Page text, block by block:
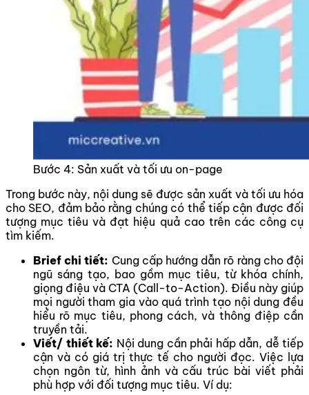
Bước 4: Sản xuất và tối ưu on-page
Trong bước này, nội dung sẽ được sản xuất và tối ưu hóa
cho SEO, đảm bảo rằng chúng có thể tiếp cận được đối
tượng mục tiêu và đạt hiệu quả cao trên các công cụ
tìm kiếm.
Brief chi tiết: Cung cấp hướng dẫn rõ ràng cho đội
ngũ sáng tạo, bao gồm mục tiêu, từ khóa chính,
giọng điệu và CTA (Call-to-Action). Điều này giúp
mọi người tham gia vào quá trình tạo nội dung đều
hiểu rõ mục tiêu, phong cách, và thông điệp cần
truyền tải.
Viết/ thiết kế: Nội dung cần phải hấp dẫn, dễ tiếp
cận và có giá trị thực tế cho người đọc. Việc lựa
chọn ngôn từ, hình ảnh và cấu trúc bài viết phải
phù hợp với đối tượng mục tiêu. Ví dụ: